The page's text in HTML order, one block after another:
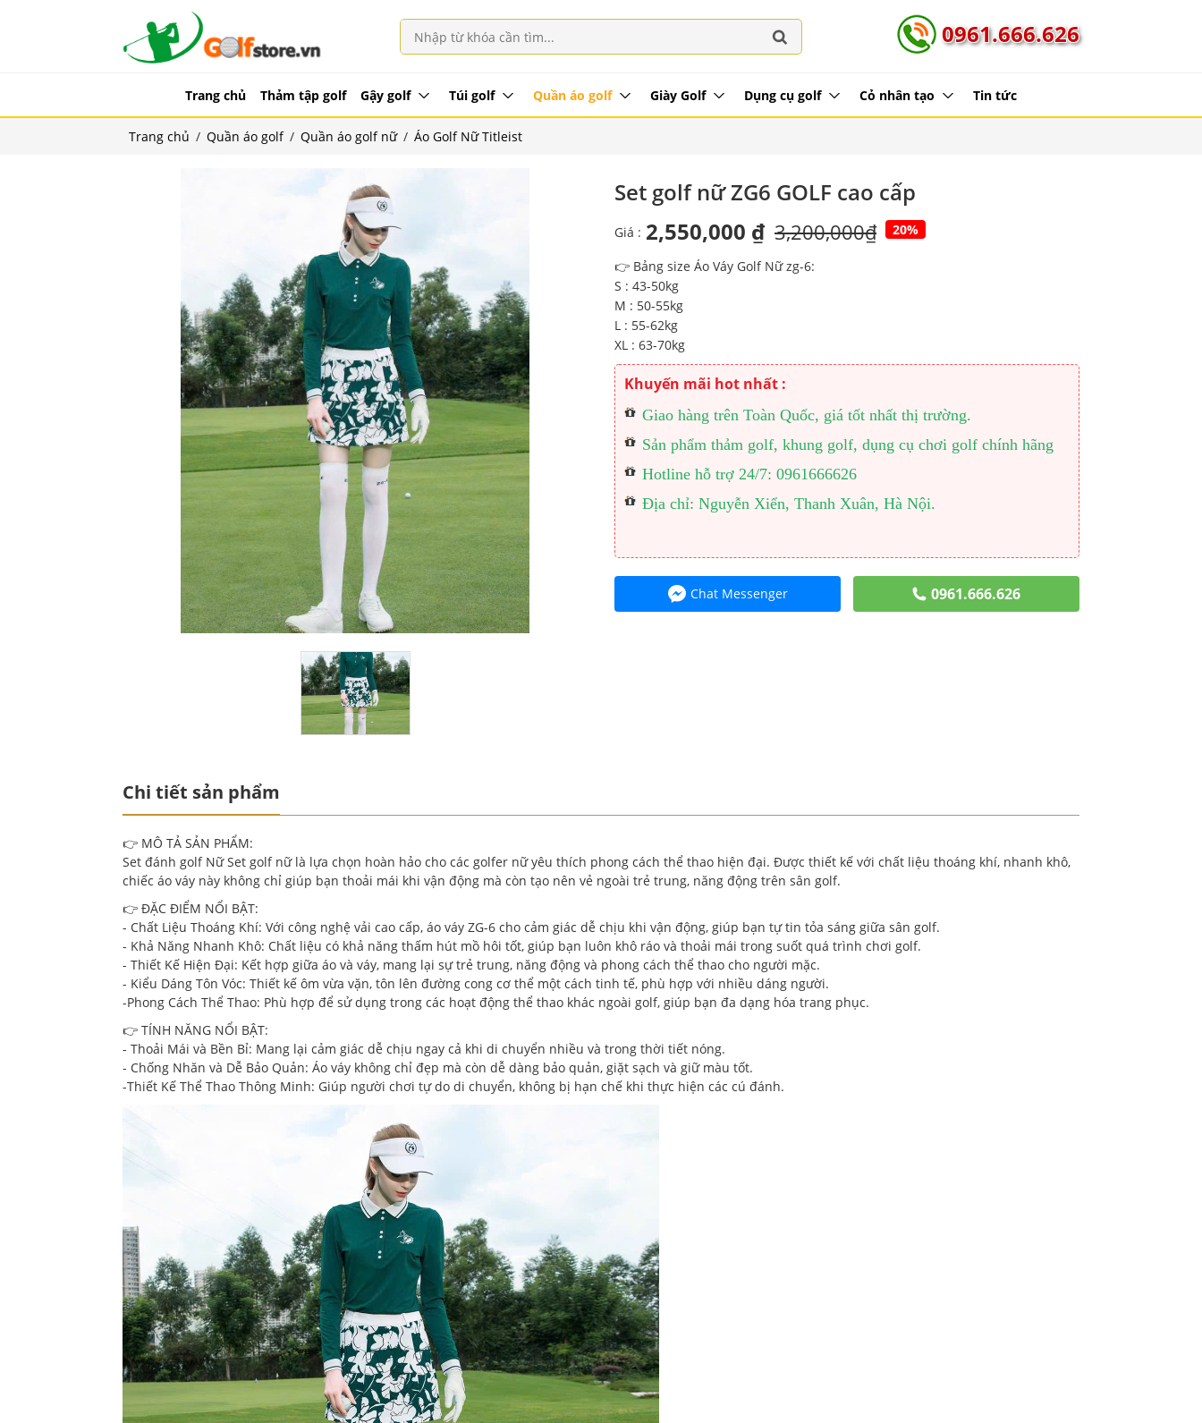
0961.666.626
Trang chủ Thảm tập golf Gậy golf Túi golf Quần áo golf Giày Golf Dụng cụ golf Cỏ nhân tạo Tin tức
Trang chủ / Quần áo golf / Quần áo golf nữ / Áo Golf Nữ Titleist
Set golf nữ ZG6 GOLF cao cấp
Giá : 2,550,000 ₫ 3,200,000₫ 20%
👉 Bảng size Áo Váy Golf Nữ zg-6:
S : 43-50kg
M : 50-55kg
L : 55-62kg
XL : 63-70kg
Khuyến mãi hot nhất :
Giao hàng trên Toàn Quốc, giá tốt nhất thị trường.
Sản phẩm thảm golf, khung golf, dụng cụ chơi golf chính hãng
Hotline hỗ trợ 24/7: 0961666626
Địa chỉ: Nguyễn Xiển, Thanh Xuân, Hà Nội.
Chat Messenger 0961.666.626
Chi tiết sản phẩm
👉 MÔ TẢ SẢN PHẨM:
Set đánh golf Nữ Set golf nữ là lựa chọn hoàn hảo cho các golfer nữ yêu thích phong cách thể thao hiện đại. Được thiết kế với chất liệu thoáng khí, nhanh khô,
chiếc áo váy này không chỉ giúp bạn thoải mái khi vận động mà còn tạo nên vẻ ngoài trẻ trung, năng động trên sân golf.
👉 ĐẶC ĐIỂM NỔI BẬT:
- Chất Liệu Thoáng Khí: Với công nghệ vải cao cấp, áo váy ZG-6 cho cảm giác dễ chịu khi vận động, giúp bạn tự tin tỏa sáng giữa sân golf.
- Khả Năng Nhanh Khô: Chất liệu có khả năng thấm hút mồ hôi tốt, giúp bạn luôn khô ráo và thoải mái trong suốt quá trình chơi golf.
- Thiết Kế Hiện Đại: Kết hợp giữa áo và váy, mang lại sự trẻ trung, năng động và phong cách thể thao cho người mặc.
- Kiểu Dáng Tôn Vóc: Thiết kế ôm vừa vặn, tôn lên đường cong cơ thể một cách tinh tế, phù hợp với nhiều dáng người.
-Phong Cách Thể Thao: Phù hợp để sử dụng trong các hoạt động thể thao khác ngoài golf, giúp bạn đa dạng hóa trang phục.
👉 TÍNH NĂNG NỔI BẬT:
- Thoải Mái và Bền Bỉ: Mang lại cảm giác dễ chịu ngay cả khi di chuyển nhiều và trong thời tiết nóng.
- Chống Nhăn và Dễ Bảo Quản: Áo váy không chỉ đẹp mà còn dễ dàng bảo quản, giặt sạch và giữ màu tốt.
-Thiết Kế Thể Thao Thông Minh: Giúp người chơi tự do di chuyển, không bị hạn chế khi thực hiện các cú đánh.